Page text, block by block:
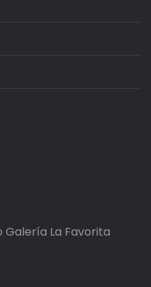
La Favorita